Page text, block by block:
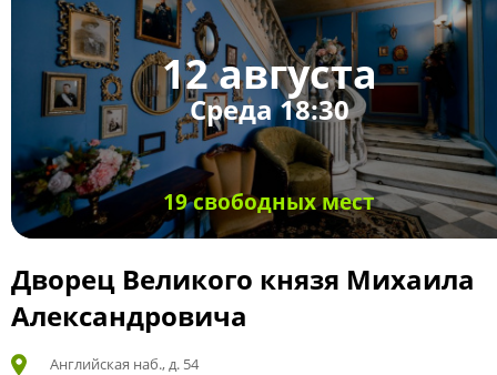
12 августа
Среда 18:30
19 свободных мест
Дворец Великого князя Михаила
Александровича
Английская наб., д. 54